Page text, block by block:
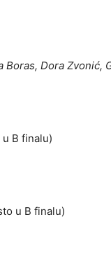
Boras, Dora Zvonić,
B finalu)
u B finalu)